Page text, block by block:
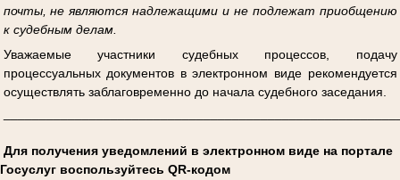
почты, не являются надлежащими и не подлежат приобщению
к судебным делам.
Уважаемые участники судебных процессов, подачу
процессуальных документов в электронном виде рекомендуется
осуществлять заблаговременно до начала судебного заседания.
Для получения уведомлений в электронном виде на портале
Госуслуг воспользуйтесь QR-кодом